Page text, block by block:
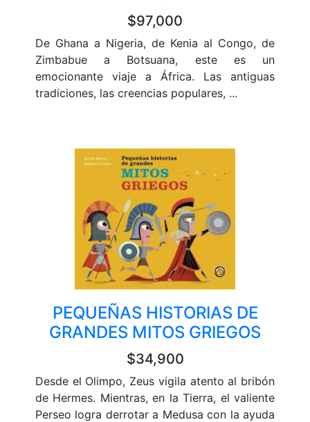
$97,000
De Ghana a Nigeria, de Kenia al Congo, de
Zimbabue a Botsuana, este es un
emocionante viaje a África. Las antiguas
tradiciones, las creencias populares, ...
PEQUEÑAS HISTORIAS DE
GRANDES MITOS GRIEGOS
$34,900
Desde el Olimpo, Zeus vigila atento al bribón
de Hermes. Mientras, en la Tierra, el valiente
Perseo logra derrotar a Medusa con la ayuda